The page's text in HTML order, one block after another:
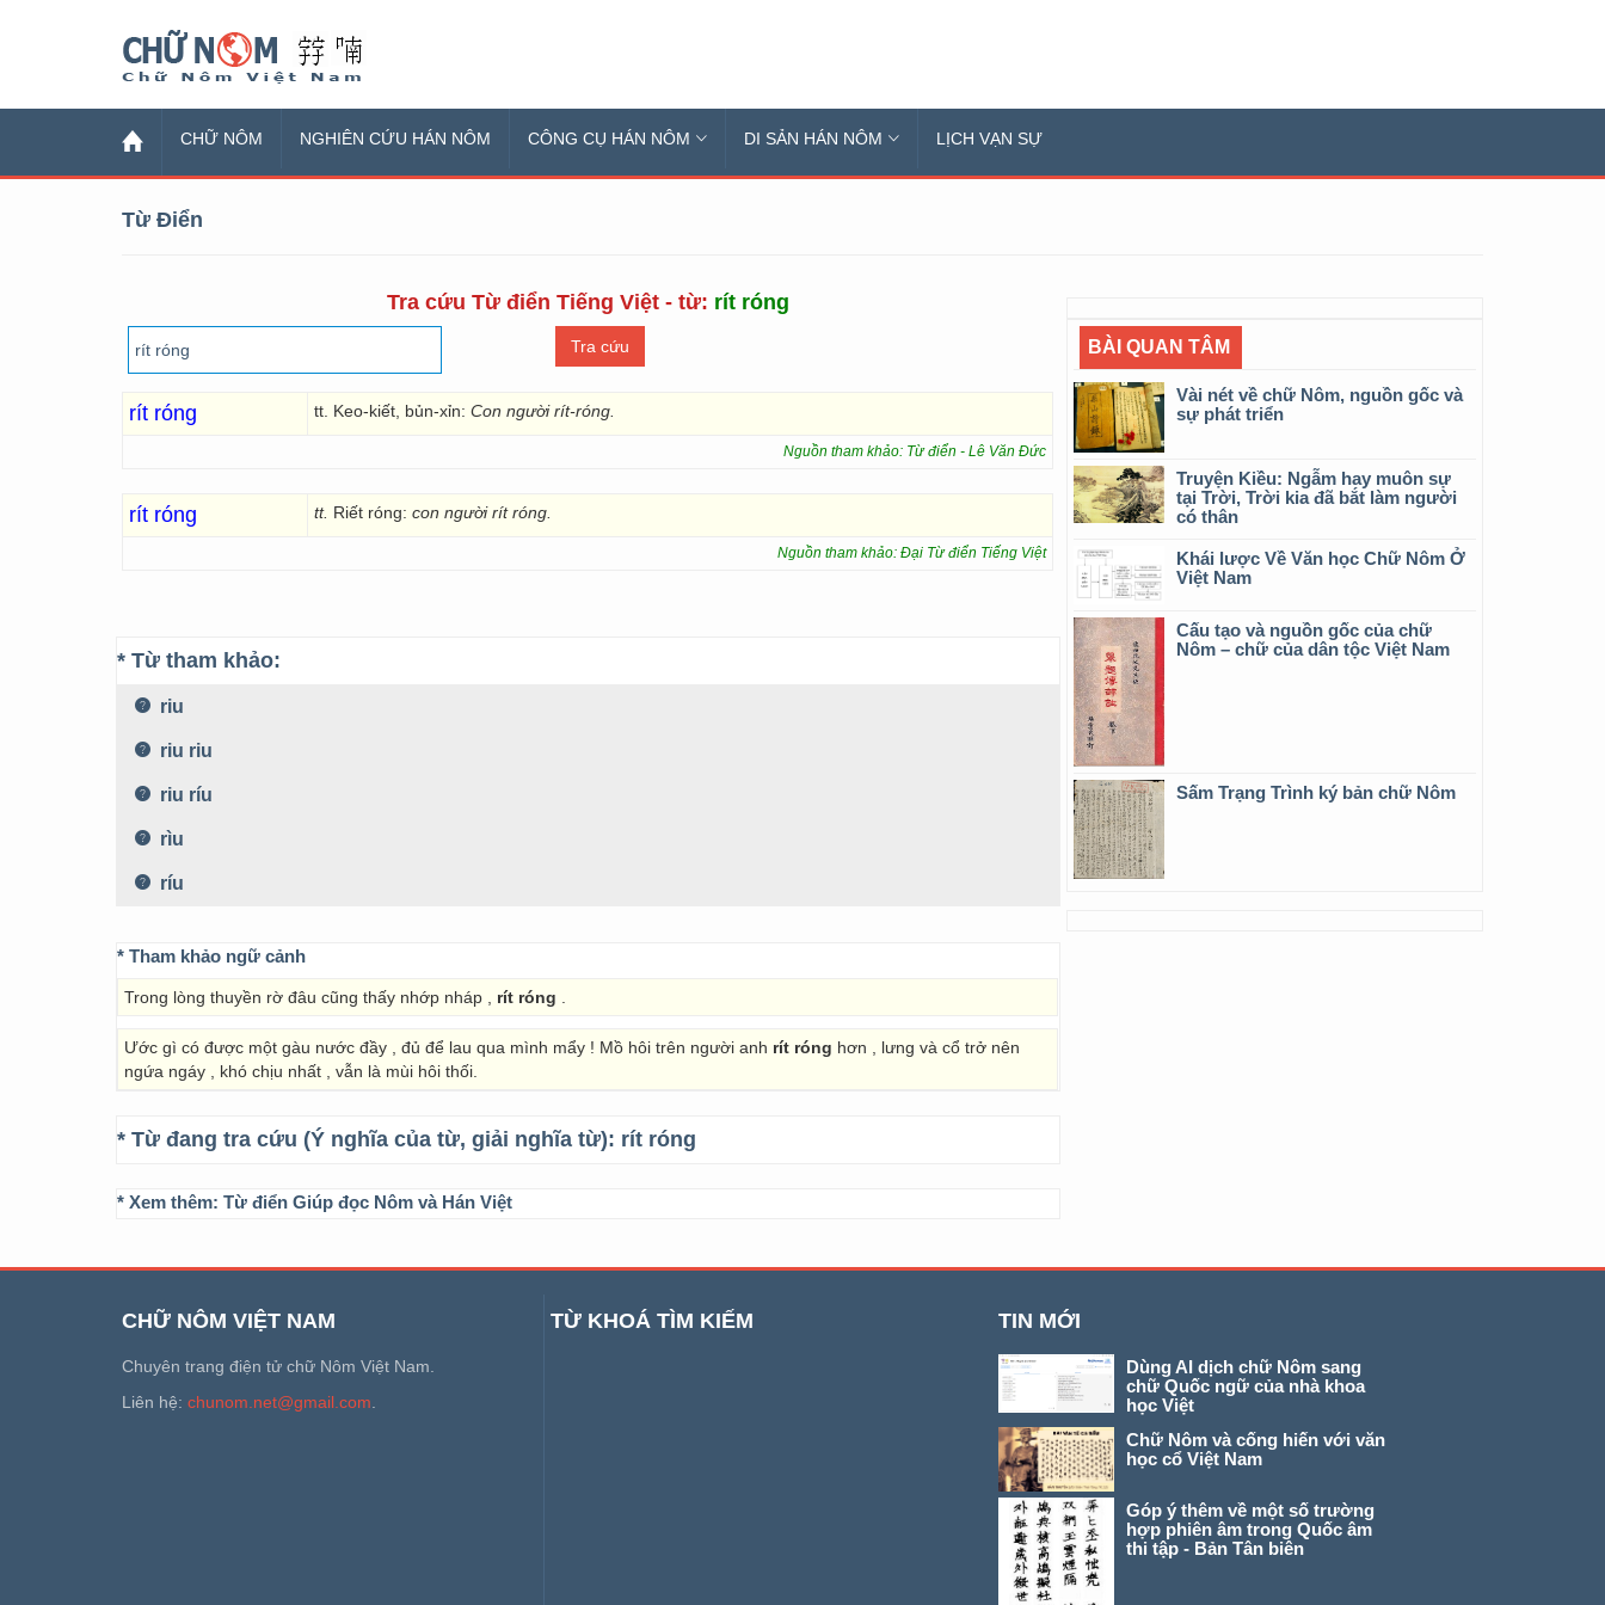
CHỮ NÔM NGHIÊN CỨU HÁN NÔM CÔNG CỤ HÁN NÔM DI SẢN HÁN NÔM LỊCH VẠN SỰ
Từ Điển
Tra cứu Từ điển Tiếng Việt - từ: rít róng
rít róng tt. Keo-kiết, bủn-xỉn: Con người rít-róng.
Nguồn tham khảo: Từ điển - Lê Văn Đức
rít róng tt. Riết róng: con người rít róng.
Nguồn tham khảo: Đại Từ điển Tiếng Việt
* Từ tham khảo:
riu
riu riu
riu ríu
rìu
ríu
* Tham khảo ngữ cảnh
Trong lòng thuyền rờ đâu cũng thấy nhớp nháp , rít róng
Ước gì có được một gàu nước đầy , đủ để lau qua mình mẩy ! Mồ hôi trên người anh rít róng hơn , lưng và cổ trở nên
ngứa ngáy , khó chịu nhất , vẫn là mùi hôi thối.
* Từ đang tra cứu (Ý nghĩa của từ, giải nghĩa từ): rít róng
* Xem thêm: Từ điển Giúp đọc Nôm và Hán Việt
BÀI QUAN TÂM
Vài nét về chữ Nôm, nguồn gốc và
sự phát triển
Truyện Kiều: Ngẫm hay muôn sự
tại Trời, Trời kia đã bắt làm người
có thân
Khái lược Về Văn học Chữ Nôm Ở
Việt Nam
Cấu tạo và nguồn gốc của chữ
Nôm – chữ của dân tộc Việt Nam
Sấm Trạng Trình ký bản chữ Nôm
CHỮ NÔM VIỆT NAM
Chuyên trang điện tử chữ Nôm Việt Nam.
Liên hệ: chunom.net@gmail.com
TỪ KHOÁ TÌM KIẾM TIN MỚI
Dùng AI dịch chữ Nôm sang
chữ Quốc ngữ của nhà khoa
học Việt
Chữ Nôm và cống hiến với văn
học cổ Việt Nam
Góp ý thêm về một số trường
hợp phiên âm trong Quốc âm
thi tập - Bản Tân biên